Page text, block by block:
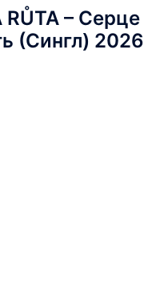
RŮTA – Серце
(Сингл) 2026